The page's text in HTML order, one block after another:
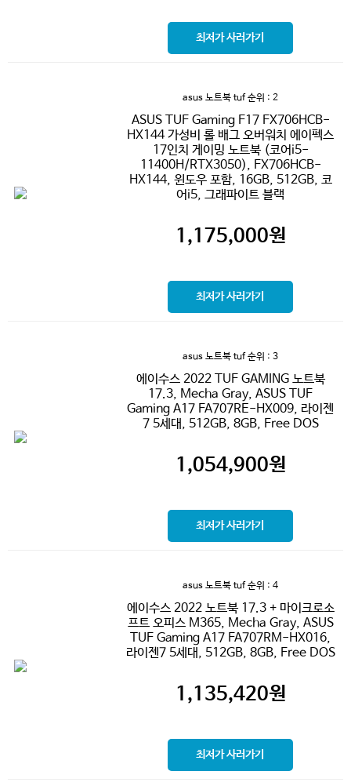
최저가 사러가기
asus 노트북 tuf순위 : 2
ASUS TUF Gaming F17 FX706HCB-
HX144 가성비 롤 배그 오버워치 에이펙스
17인치 게이밍 노트북 (코어i5-
11400H/RTX3050), FX706HCB-
HX144, 윈도우 포함, 16GB, 512GB, 코
어i5, 그래파이트 블랙
1,175,000원
최저가 사러가기
asus 노트북 tuf순위 : 3
에이수스 2022 TUF GAMING 노트북
17.3, Mecha Gray, ASUS TUF
Gaming A17 FA707RE-HX009, 라이젠
7 5세대, 512GB, 8GB, Free DOS
1,054,900원
최저가 사러가기
asus 노트북 tuf순위 : 4
에이수스 2022 노트북 17.3 + 마이크로소
프트 오피스 M365, Mecha Gray, ASUS
TUF Gaming A17 FA707RM-HX016,
라이젠7 5세대, 512GB, 8GB, Free DOS
1,135,420원
최저가 사러가기